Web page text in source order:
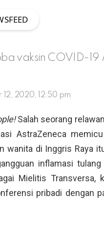
vaksin COVID-
12, 2020, 12:50 pm
Salah seorang
AstraZeneca
wanita di Inggris Raya
inflamasi
Mielitis Transversa,
pribadi dengan